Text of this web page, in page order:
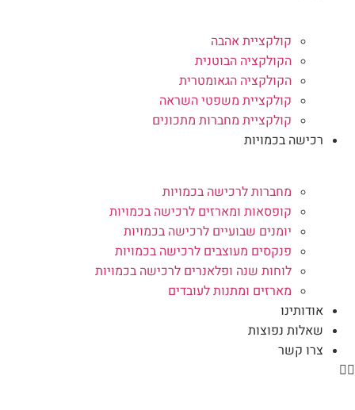
קולקציית אהבה
הקולקציה הבוטנית
הקולקציה הגאומטרית
קולקציית משפטי השראה
קולקציית מחברות מתכונים
רכישה בכמויות
מחברות לרכישה בכמויות
קופסאות ומארזים לרכישה בכמויות
יומנים שבועיים לרכישה בכמויות
פנקסים מעוצבים לרכישה בכמויות
לוחות שנה ופלאנרים לרכישה בכמויות
מארזים ומתנות לעובדים
אודותינו
שאלות נפוצות
צרו קשר